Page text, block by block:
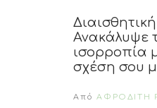
Ανακάλυψε
ισορροπία
σχέση σου
ΑπόΑΦΡΟΔΙΤΗ